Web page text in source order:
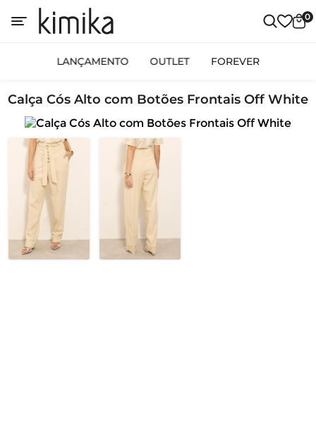
0
LANÇAMENTO OUTLET FOREVER
Calça Cós Alto com Botões Frontais Off White